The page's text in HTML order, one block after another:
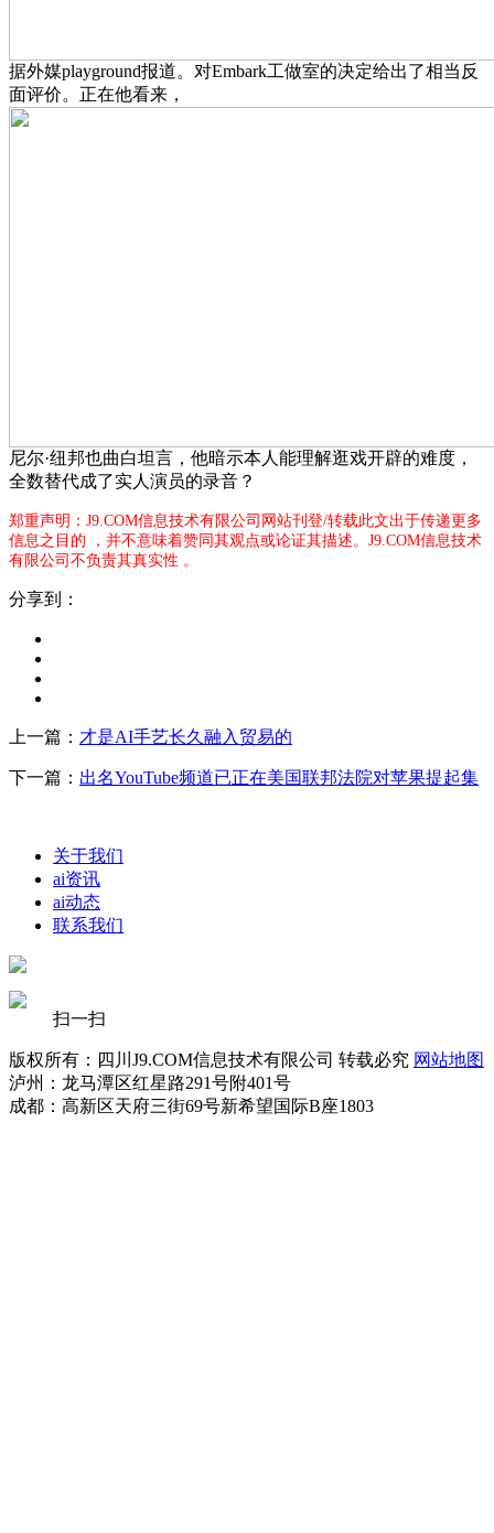
据外媒playground报道。对Embark工做室的决定给出了相当反
面评价。正在他看来，
尼尔·纽邦也曲白坦言，他暗示本人能理解逛戏开辟的难度，
全数替代成了实人演员的录音？
郑重声明：J9.COM信息技术有限公司网站刊登/转载此文出于传递更多
信息之目的 ，并不意味着赞同其观点或论证其描述。J9.COM信息技术
有限公司不负责其真实性 。
分享到：
上一篇： 才是AI手艺长久融入贸易的
下一篇： 出名YouTube频道已正在美国联邦法院对苹果提起集
关于我们
ai资讯
ai动态
联系我们
扫一扫
版权所有：四川J9.COM信息技术有限公司 转载必究 网站地图
泸州：龙马潭区红星路291号附401号
成都：高新区天府三街69号新希望国际B座1803